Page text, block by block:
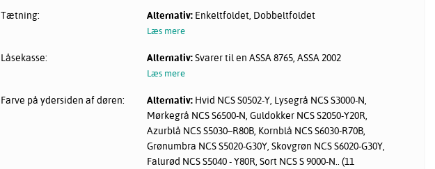
Tætning: Alternativ: Enkeltfoldet, Dobbeltfoldet
Læs mere
Låsekasse: Alternativ:Svarer til en ASSA 8765, ASSA 2002
Læs mere
Farve på ydersiden af døren: Alternativ: Hvid NCS S0502-Y, Lysegrå NCS S3000-N,
Mørkegrå NCS S6500-N, Guldokker NCS S2050-Y20R,
Azurblå NCS S5030–R80B, Kornblå NCS S6030-R70B,
Grønumbra NCS S5020-G30Y, Skovgrøn NCS S6020-G30Y,
Falurød NCS S5040 - Y80R, Sort NCS S 9000-N.. (11